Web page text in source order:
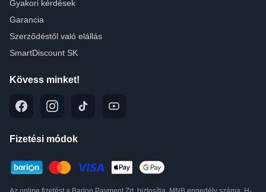
Gyakori kérdések
Garancia
Szerződéstől való elállás
SmartDiscount SK
Kövess minket!
Fizetési módok